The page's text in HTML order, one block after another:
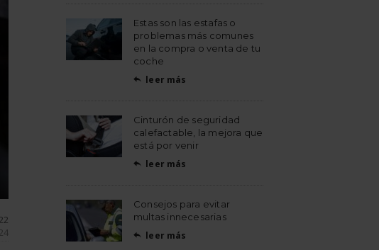
Estas son las estafas o
problemas más comunes
en la compra o venta de tu
coche
 leer más
Cinturón de seguridad
calefactable, la mejora que
está por venir
 leer más
Consejos para evitar
multas innecesarias
 leer más